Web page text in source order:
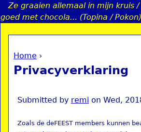
Jump to
Ze graaien allemaal in mijn kruis
goed met chocola... (Topina / Pokon)
You are here
Home ›
Privacyverklaring
Submitted by remi on Wed,
Zoals de deFEEST members kunnen